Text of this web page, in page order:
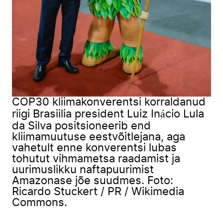
COP30 kliimakonverentsi korraldanud
riigi Brasiilia president Luiz Inácio Lula
da Silva positsioneerib end
kliimamuutuse eestvõitlejana, aga
vahetult enne konverentsi lubas
tohutut vihmametsa raadamist ja
uurimuslikku naftapuurimist
Amazonase jõe suudmes. Foto:
Ricardo Stuckert / PR / Wikimedia
Commons.